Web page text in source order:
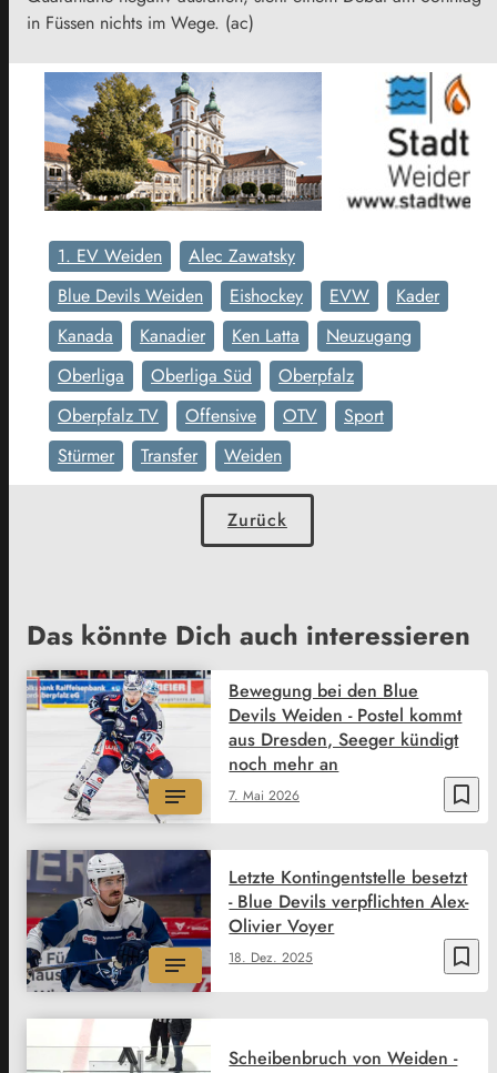
in Füssen nichts im Wege. (ac)
1. EV Weiden
Alec Zawatsky
Blue Devils Weiden
Eishockey EVW
Kader
Kanada
Kanadier Ken Latta
Neuzugang
Oberliga
Oberliga Süd
Oberpfalz
Oberpfalz TV
Offensive OTV
Sport
Stürmer
Transfer Weiden
Zurück
Das könnte Dich auch interessieren
bookmark_border
7. Mai 2026
Bewegung bei den Blue
Devils Weiden - Postel kommt
aus Dresden, Seeger kündigt
noch mehr an
bookmark_border
18. Dez. 2025
Letzte Kontingentstelle besetzt
- Blue Devils verpflichten Alex-
Olivier Voyer
Scheibenbruch von Weiden -